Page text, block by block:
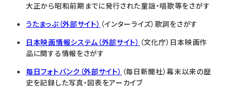
大正から昭和前期までに発行された童謡・唱歌等をさがす
うたまっぷ（外部サイト） （インターライズ）歌詞をさがす
日本映画情報システム（外部サイト） （文化庁）日本映画作
品に関する情報をさがす
毎日フォトバンク（外部サイト） （毎日新聞社）幕末以来の歴
史を記録した写真・図表をアーカイブ